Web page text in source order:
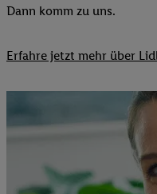
Dann komm zu uns.​
Erfahre jetzt mehr über